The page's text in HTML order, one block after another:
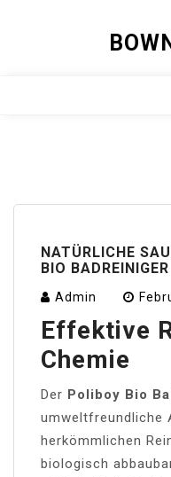
NATÜRLICHE
BIO BADREINIGER
Admin
Effektive
Chemie
Der Poliboy Bio
umweltfreundliche
herkömmlichen
biologisch